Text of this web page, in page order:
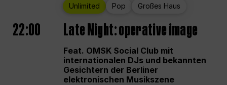
Unlimited Pop Großes Haus
22:00 Late Night: operative image
Feat. OMSK Social Club mit
internationalen DJs und bekannten
Gesichtern der Berliner
elektronischen Musikszene